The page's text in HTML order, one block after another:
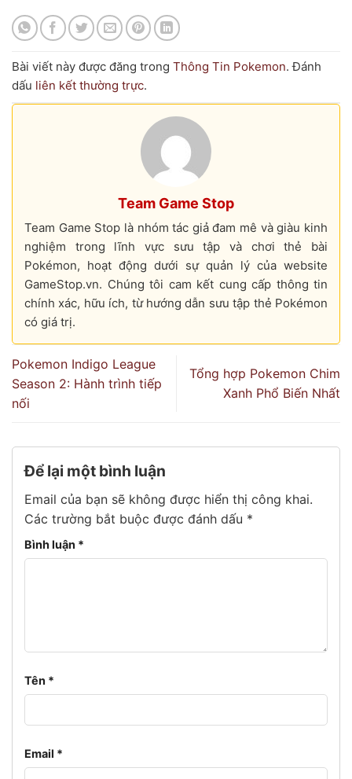
Bài viết này được đăng trong Thông Tin Pokemon. Đánh
dấu liên kết thường trực.
Team Game Stop
Team Game Stop là nhóm tác giả đam mê và giàu kinh
nghiệm trong lĩnh vực sưu tập và chơi thẻ bài
Pokémon, hoạt động dưới sự quản lý của website
GameStop.vn. Chúng tôi cam kết cung cấp thông tin
chính xác, hữu ích, từ hướng dẫn sưu tập thẻ Pokémon
có giá trị.
Pokemon Indigo League
Season 2: Hành trình tiếp
nối
Tổng hợp Pokemon Chim
Xanh Phổ Biến Nhất
Để lại một bình luận
Email của bạn sẽ không được hiển thị công khai.
Các trường bắt buộc được đánh dấu *
Bình luận *
Tên *
Email *